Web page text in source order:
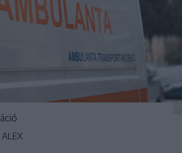
ALEX